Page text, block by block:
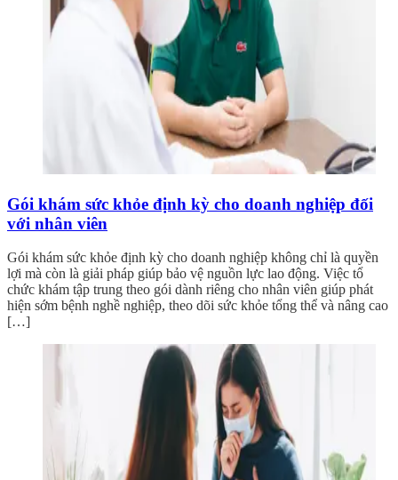
Gói khám sức khỏe định kỳ cho doanh nghiệp đối
với nhân viên
Gói khám sức khỏe định kỳ cho doanh nghiệp không chỉ là quyền
lợi mà còn là giải pháp giúp bảo vệ nguồn lực lao động. Việc tổ
chức khám tập trung theo gói dành riêng cho nhân viên giúp phát
hiện sớm bệnh nghề nghiệp, theo dõi sức khỏe tổng thể và nâng cao
[…]